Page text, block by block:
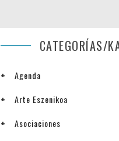
CATEGORÍAS/
Agenda
Arte Eszenikoa
Asociaciones